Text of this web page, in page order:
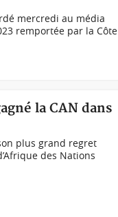
mercredi au média
remportée par la Côte
la CAN dans
plus grand regret
des Nations